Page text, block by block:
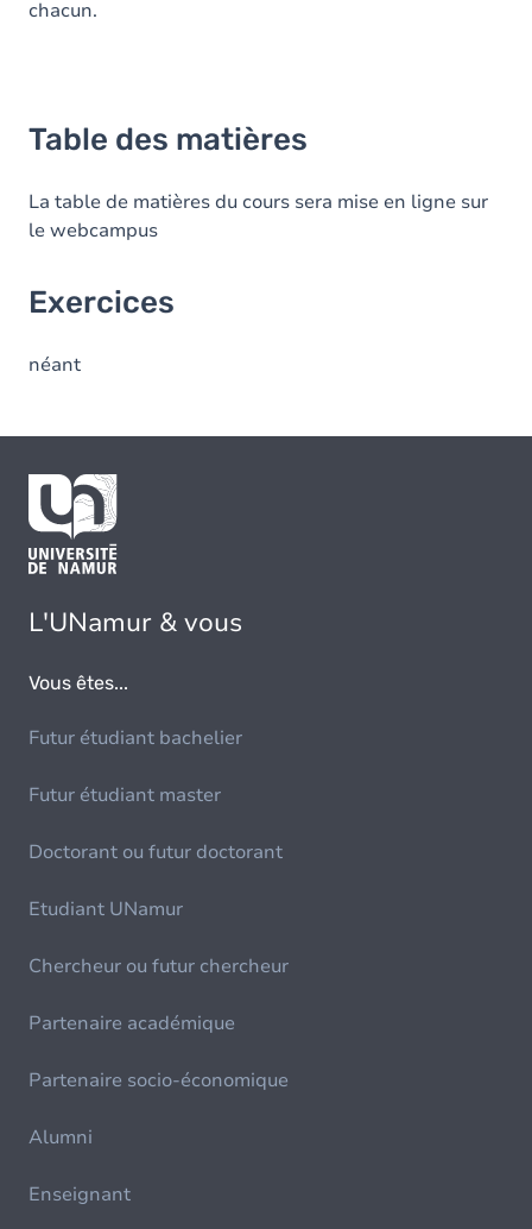
chacun.
Table des matières
La table de matières du cours sera mise en ligne sur
le webcampus
Exercices
néant
L'UNamur & vous
Vous êtes...
Futur étudiant bachelier
Futur étudiant master
Doctorant ou futur doctorant
Etudiant UNamur
Chercheur ou futur chercheur
Partenaire académique
Partenaire socio-économique
Alumni
Enseignant